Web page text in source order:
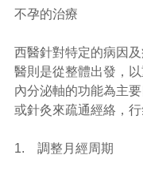
不孕的治療
西醫針對特定的病因
醫則是從整體出發，
內分泌軸的功能為主
或針灸來疏通經絡，行
1.    調整月經周期